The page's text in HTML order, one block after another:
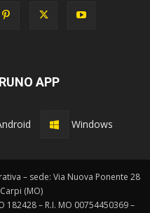
APP
Windows
– sede: Via Nuova Ponente 28
(MO)
182428 – R.I. MO 00754450369 –